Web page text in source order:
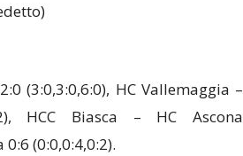
(3:0,3:0,6:0), HC Vallemaggia –
HCC Biasca – HC Ascona
0:6 (0:0,0:4,0:2).